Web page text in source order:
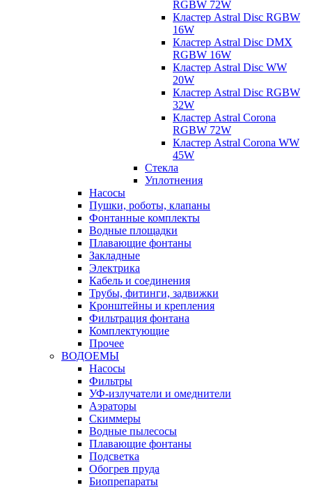
RGBW 72W
Кластер Astral Disc RGBW
16W
Кластер Astral Disc DMX
RGBW 16W
Кластер Astral Disc WW
20W
Кластер Astral Disc RGBW
32W
Кластер Astral Corona
RGBW 72W
Кластер Astral Corona WW
45W
Стекла
Уплотнения
Насосы
Пушки, роботы, клапаны
Фонтанные комплекты
Водные площадки
Плавающие фонтаны
Закладные
Электрика
Кабель и соединения
Трубы, фитинги, задвижки
Кронштейны и крепления
Фильтрация фонтана
Комплектующие
Прочее
ВОДОЕМЫ
Насосы
Фильтры
УФ-излучатели и омеднители
Аэраторы
Cкиммеры
Водные пылесосы
Плавающие фонтаны
Подсветка
Обогрев пруда
Биопрепараты